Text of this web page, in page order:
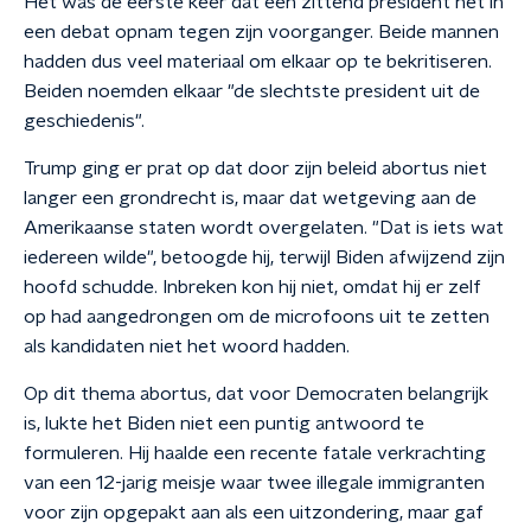
een debat opnam tegen zijn voorganger. Beide mannen
hadden dus veel materiaal om elkaar op te bekritiseren.
Beiden noemden elkaar "de slechtste president uit de
geschiedenis".
Trump ging er prat op dat door zijn beleid abortus niet
langer een grondrecht is, maar dat wetgeving aan de
Amerikaanse staten wordt overgelaten. "Dat is iets wat
iedereen wilde", betoogde hij, terwijl Biden afwijzend zijn
hoofd schudde. Inbreken kon hij niet, omdat hij er zelf
op had aangedrongen om de microfoons uit te zetten
als kandidaten niet het woord hadden.
Op dit thema abortus, dat voor Democraten belangrijk
is, lukte het Biden niet een puntig antwoord te
formuleren. Hij haalde een recente fatale verkrachting
van een 12-jarig meisje waar twee illegale immigranten
voor zijn opgepakt aan als een uitzondering, maar gaf